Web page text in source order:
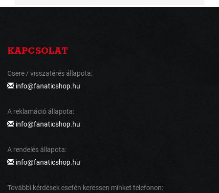
KAPCSOLAT
Csere / visszatérés állapota:
info@fanaticshop.hu
A reklamáció állapota:
info@fanaticshop.hu
A rendelés állapota:
info@fanaticshop.hu
További kérdések esetén keressen minket telefonon: